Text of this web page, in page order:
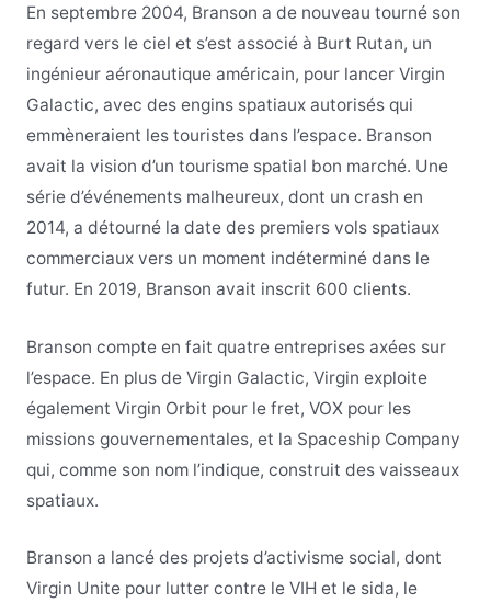
En septembre 2004, Branson a de nouveau tourné son
regard vers le ciel et s’est associé à Burt Rutan, un
ingénieur aéronautique américain, pour lancer Virgin
Galactic, avec des engins spatiaux autorisés qui
emmèneraient les touristes dans l’espace. Branson
avait la vision d’un tourisme spatial bon marché. Une
série d’événements malheureux, dont un crash en
2014, a détourné la date des premiers vols spatiaux
commerciaux vers un moment indéterminé dans le
futur. En 2019, Branson avait inscrit 600 clients.
Branson compte en fait quatre entreprises axées sur
l’espace. En plus de Virgin Galactic, Virgin exploite
également Virgin Orbit pour le fret, VOX pour les
missions gouvernementales, et la Spaceship Company
qui, comme son nom l’indique, construit des vaisseaux
spatiaux.
Branson a lancé des projets d’activisme social, dont
Virgin Unite pour lutter contre le VIH et le sida, le